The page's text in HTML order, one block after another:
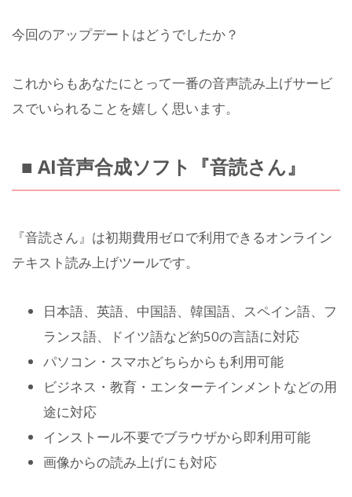
今回のアップデートはどうでしたか？
これからもあなたにとって一番の音声読み上げサービ
スでいられることを嬉しく思います。
■ AI音声合成ソフト『音読さん』
『音読さん』は初期費用ゼロで利用できるオンライン
テキスト読み上げツールです。
日本語、英語、中国語、韓国語、スペイン語、フ
ランス語、ドイツ語など約50の言語に対応
パソコン・スマホどちらからも利用可能
ビジネス・教育・エンターテインメントなどの用
途に対応
インストール不要でブラウザから即利用可能
画像からの読み上げにも対応